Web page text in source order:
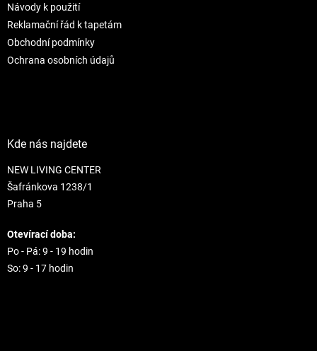
Návody k použití
Reklamační řád k tapetám
Obchodní podmínky
Ochrana osobních údajů
Kde nás najdete
NEW LIVING CENTER
Šafránkova 1238/1
Praha 5
Otevírací doba:
Po - Pá: 9 - 19 hodin
So: 9 - 17 hodin